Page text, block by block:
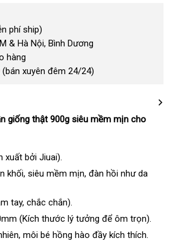
phí ship)
& Hà Nội, Bình Dương
hàng
(bán xuyên đêm 24/24)
giống thật 900g siêu mềm mịn cho
xuất bởi Jiuai).
khối, siêu mềm mịn, đàn hồi như da
tay, chắc chắn).
(Kích thước lý tưởng để ôm trọn).
môi bé hồng hào đầy kích thích.